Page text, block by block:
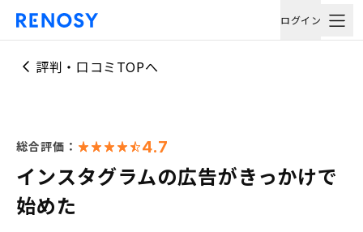
ログイン
評判・口コミTOPへ
総合評価： 4.7
インスタグラムの広告がきっかけで
始めた